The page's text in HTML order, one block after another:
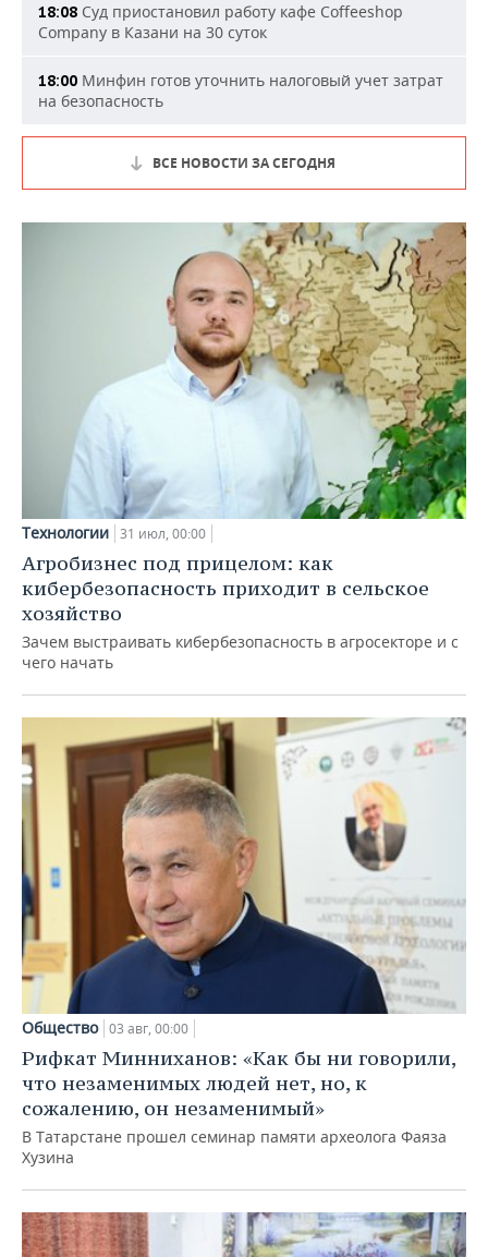
18:08 Суд приостановил работу кафе Coffeeshop
Company в Казани на 30 суток
18:00 Минфин готов уточнить налоговый учет затрат
на безопасность
ВСЕ НОВОСТИ ЗА СЕГОДНЯ
Технологии 31 июл, 00:00
Агробизнес под прицелом: как
кибербезопасность приходит в сельское
хозяйство
Зачем выстраивать кибербезопасность в агросекторе и с
чего начать
Общество 03 авг, 00:00
Рифкат Минниханов: «Как бы ни говорили,
что незаменимых людей нет, но, к
сожалению, он незаменимый»
В Татарстане прошел семинар памяти археолога Фаяза
Хузина